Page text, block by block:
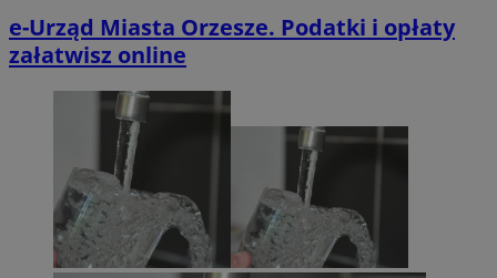
e-Urząd Miasta Orzesze. Podatki i opłaty
załatwisz online